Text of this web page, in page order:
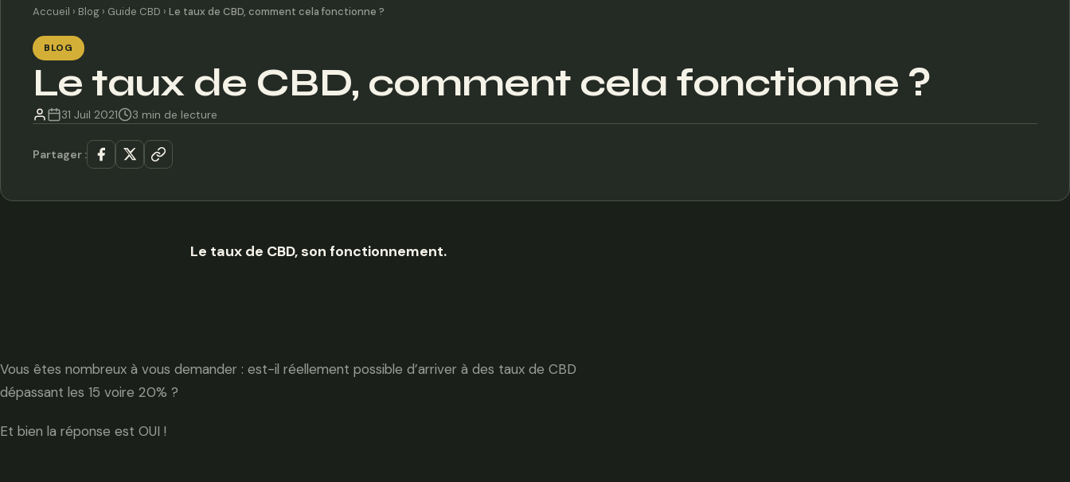
Accueil › Blog › Guide CBD › Le taux de CBD, comment cela fonctionne ?
BLOG
Le taux de CBD, comment cela fonctionne ?
31 Juil 2021 3 min de lecture
Partager :
Le taux de CBD, son fonctionnement.
Vous êtes nombreux à vous demander : est-il réellement possible d’arriver à des taux de CBD
dépassant les 15 voire 20% ?
Et bien la réponse est OUI !